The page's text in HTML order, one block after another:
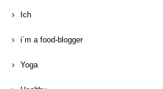
Ich
i´m a food-blogger
Yoga